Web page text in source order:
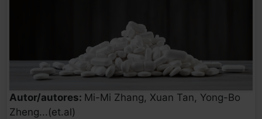
Autor/autores: Mi-Mi Zhang, Xuan Tan, Yong-Bo
Zheng...(et.al)